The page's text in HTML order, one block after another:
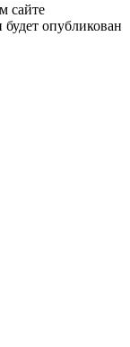
сайте
опубликован